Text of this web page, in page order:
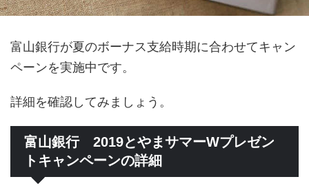
富山銀行が夏のボーナス支給時期に合わせてキャン
ペーンを実施中です。
詳細を確認してみましょう。
富山銀行 2019とやまサマーWプレゼン
トキャンペーンの詳細